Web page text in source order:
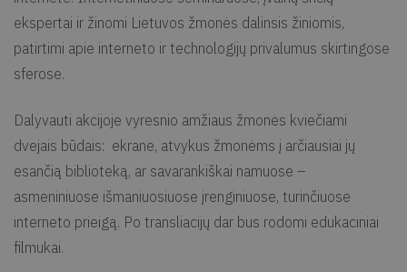
ekspertai ir žinomi Lietuvos žmonės dalinsis žiniomis,
patirtimi apie interneto ir technologijų privalumus skirtingose
sferose.
Dalyvauti akcijoje vyresnio amžiaus žmonės kviečiami
dvejais būdais: ekrane, atvykus žmonėms į arčiausiai jų
esančią biblioteką, ar savarankiškai namuose –
asmeniniuose išmaniuosiuose įrenginiuose, turinčiuose
interneto prieigą. Po transliacijų dar bus rodomi edukaciniai
filmukai.